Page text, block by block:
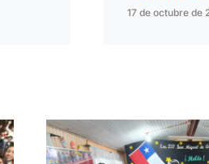
17 de octubre de